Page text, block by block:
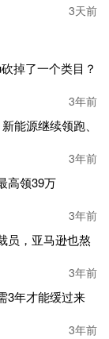
内的外贸企
，为此近日卖家
了；
本不给机会；
飙；
。”
结汇的卖家只
结汇，中间差
3天前
掉了一个类目？
3年前
能源继续领跑、
3年前
高领39万
3年前
员，亚马逊也熬
3年前
3年才能缓过来
3年前